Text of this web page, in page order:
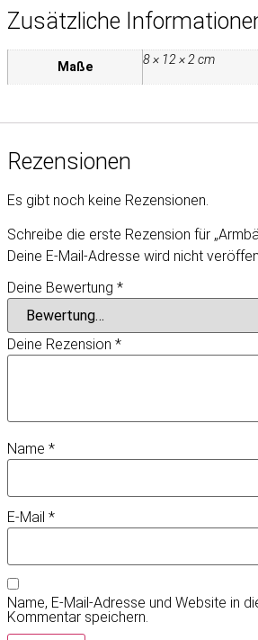
Zusätzliche
Maße 8 × 12 × 2 cm
Rezensionen
Es gibt noch keine Rezensionen.
Schreibe die erste Rezension für
Deine E-Mail-Adresse wird nicht
Deine Bewertung *
Deine Rezension *
Name *
E-Mail *
Name, E-Mail-Adresse und Website in
Kommentar speichern.